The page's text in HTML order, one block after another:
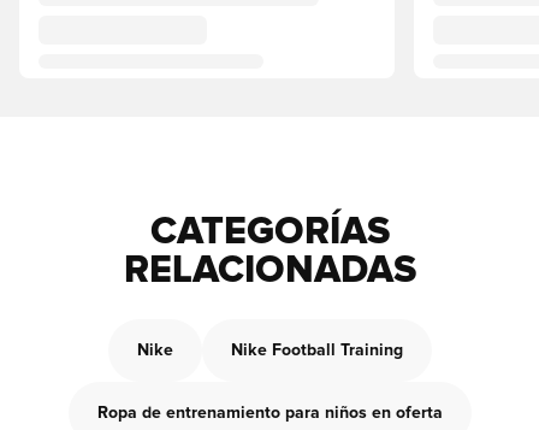
CATEGORÍAS
RELACIONADAS
Nike Nike Football Training
Ropa de entrenamiento para niños en oferta